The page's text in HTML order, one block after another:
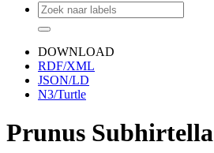
DOWNLOAD
RDF/XML
JSON/LD
N3/Turtle
Prunus Subhirtella